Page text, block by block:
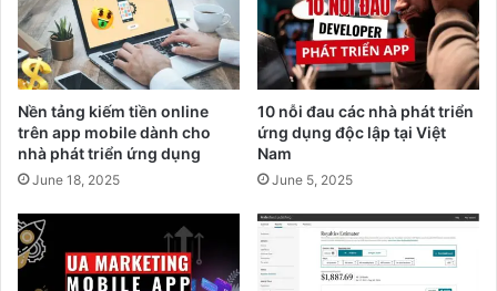
i
l
e
d
à
n
h
c
h
o
n
m
A
p
K
i
m
T
i
ề
Nền tảng kiếm tiền online
trên app mobile dành cho
nhà phát triển ứng dụng
June 18, 2025
10 nỗi đau các nhà phát triển
ứng dụng độc lập tại Việt
Nam
June 5, 2025